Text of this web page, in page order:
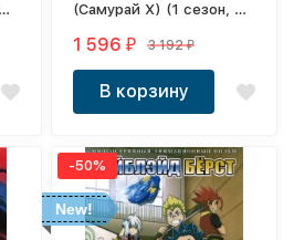
(Самурай Х) (1 сезон, 8
1 596₽ 3 192₽
В корзину
New!
-50%